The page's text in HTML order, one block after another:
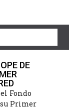
DE
Fondo
su Primer